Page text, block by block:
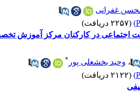
غفرانی
(۲۲۵۷ دریافت)
اجتماعی در کارکنان مرکز آموزش
، وحید بخشعلی پور *
(۲۱۲۲ دریافت)